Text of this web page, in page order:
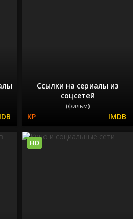
Ссылки на сериалы из
соцсетей
(фильм)
HD